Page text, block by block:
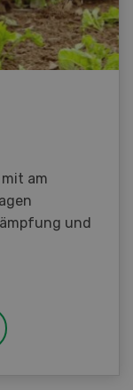
mit am
und